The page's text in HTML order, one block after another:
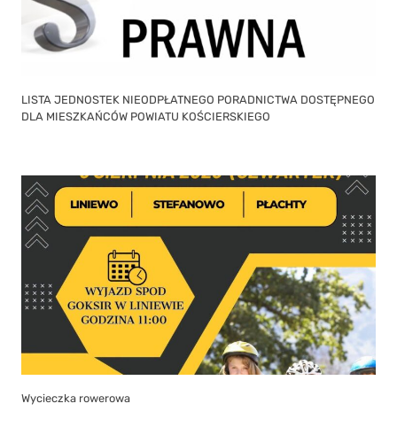
LISTA JEDNOSTEK NIEODPŁATNEGO PORADNICTWA DOSTĘPNEGO
DLA MIESZKAŃCÓW POWIATU KOŚCIERSKIEGO
Wycieczka rowerowa